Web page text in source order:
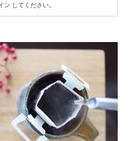
ン してください。